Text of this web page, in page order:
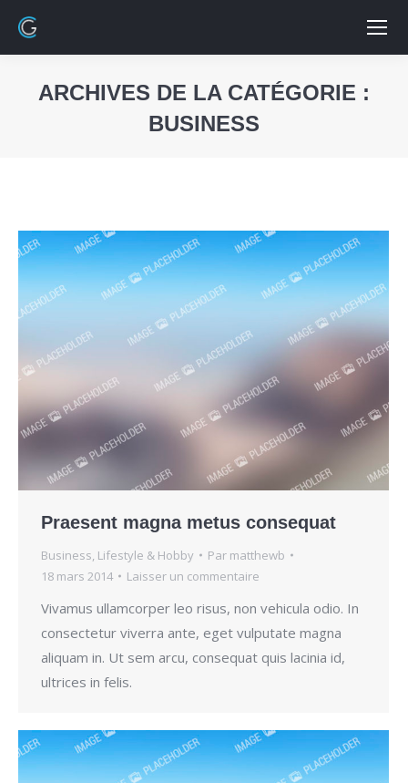
ARCHIVES DE LA CATÉGORIE :
BUSINESS
Praesent magna metus consequat
Business, Lifestyle & Hobby Par matthewb
18 mars 2014
Laisser un commentaire
Vivamus ullamcorper leo risus, non vehicula odio. In
consectetur viverra ante, eget vulputate magna
aliquam in. Ut sem arcu, consequat quis lacinia id,
ultrices in felis.